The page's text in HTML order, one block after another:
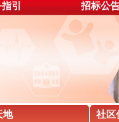
引 招标公
地 社区